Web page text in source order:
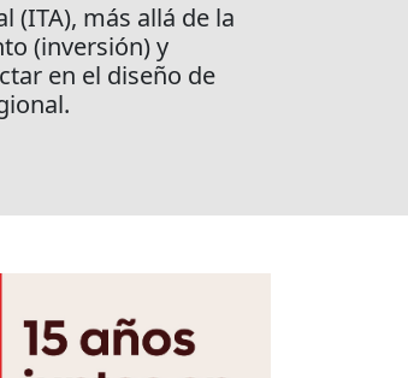
(ITA), más allá de la
(inversión) y
en el diseño de